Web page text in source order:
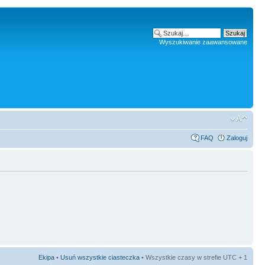
Wyszukiwanie zaawansowane
FAQ Zaloguj
Ekipa • Usuń wszystkie ciasteczka • Wszystkie czasy w strefie UTC + 1